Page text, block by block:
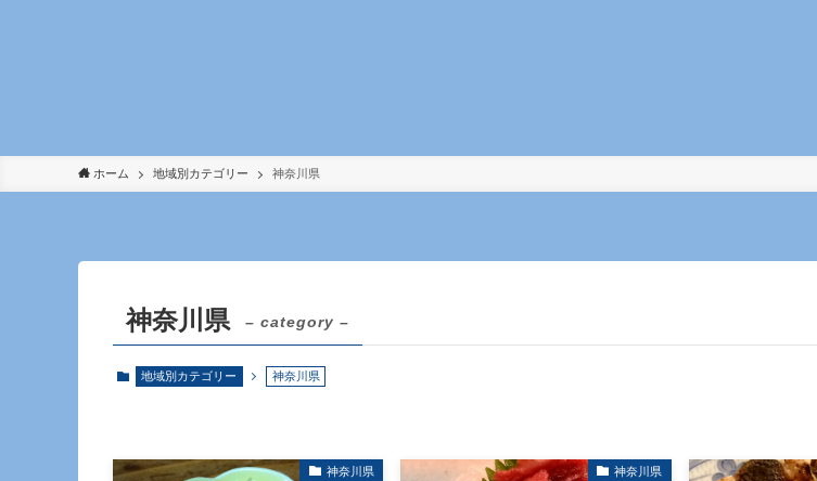
ホーム 地域別カテゴリー 神奈川県
神奈川県 – category –
地域別カテゴリー 神奈川県
神奈川県 神奈川県